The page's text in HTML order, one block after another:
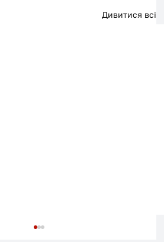
Дивитися всі